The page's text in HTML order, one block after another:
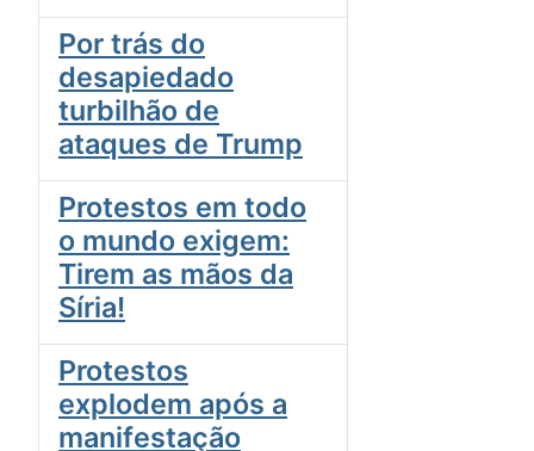
Por trás do
desapiedado
turbilhão de
ataques de Trump
Protestos em todo
o mundo exigem:
Tirem as mãos da
Síria!
Protestos
explodem após a
manifestação